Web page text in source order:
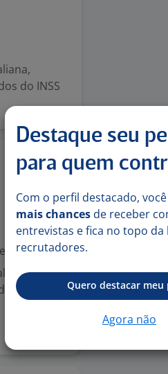
do INSS
Ontem
do INSS
Destaque seu
para quem
Com o perfil destacado,
mais chances de receber
entrevistas e fica no topo da
recrutadores.
Quero destacar meu
Agora não